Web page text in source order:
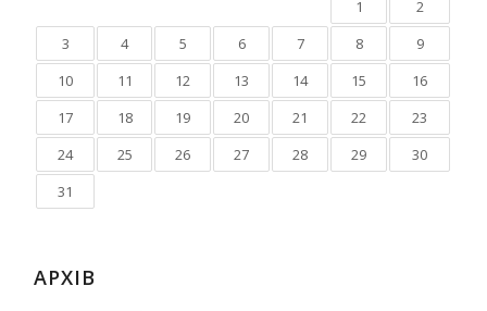
1
2
3
4 5 6 7 8
9
10
11 12 13 14 15
16
17
18 19 20 21 22
23
24
25 26 27 28 29
30
31
АРХІВ